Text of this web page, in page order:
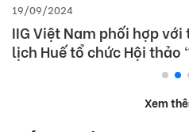
19/09/2024
IIG Việt Nam phối hợp
lịch Huế tổ chức Hội thảo
tiếng Anh- Bí Quyết
Xem